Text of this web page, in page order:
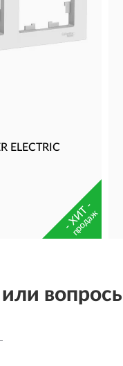
ELECTRIC
- ХИТ -
продаж